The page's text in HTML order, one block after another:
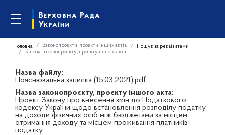
Головна Законопроєкти, проєкти інших актів
Пошук за реквізитами
Картка законопроєкту, проєкту іншого акта
Назва файлу:
Пояснювальна записка (15.03.2021).pdf
Назва законопроєкту, проєкту іншого акта:
Проєкт Закону про внесення змін до Податкового
кодексу України щодо встановлення розподілу податку
на доходи фізичних осіб між бюджетами за місцем
отримання доходу та місцем проживання платників
податку